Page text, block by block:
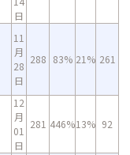
日
11
月
28
日
288 83% 21% 261
12
月
01
日
281 446%13% 92